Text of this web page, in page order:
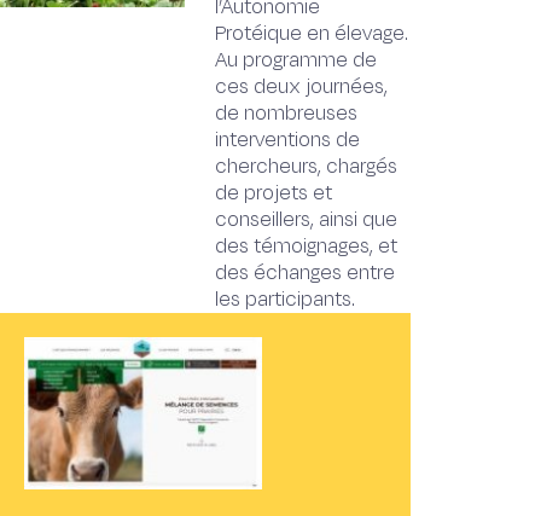
l’Autonomie
Protéique en élevage.
Au programme de
ces deux journées,
de nombreuses
interventions de
chercheurs, chargés
de projets et
conseillers, ainsi que
des témoignages, et
des échanges entre
les participants.